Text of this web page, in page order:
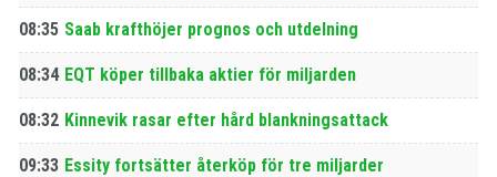
08:35 Saab krafthöjer prognos och utdelning
08:34 EQT köper tillbaka aktier för miljarden
08:32 Kinnevik rasar efter hård blankningsattack
09:33 Essity fortsätter återköp för tre miljarder